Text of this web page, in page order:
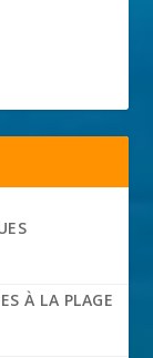
À LA PLAGE